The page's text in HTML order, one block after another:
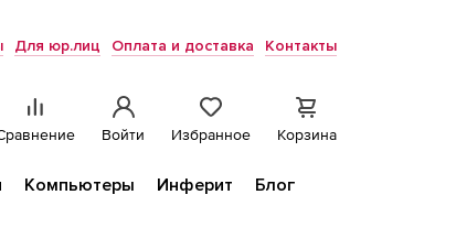
Для юр.лиц Оплата и доставка Контакты
Войти Избранное Корзина
Компьютеры Инферит
Блог